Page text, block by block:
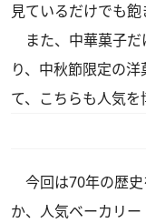
見ているだけでも飽
また、中華菓子だ
り、中秋節限定の
て、こちらも人気を
今回は70年の歴史
か、人気ベーカリー